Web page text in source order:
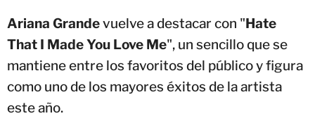
Ariana Grandevuelve a destacar con "Hate
That I Made You Love Me", un sencillo que se
mantiene entre los favoritos del público y figura
como uno de los mayores éxitos de la artista
este año.